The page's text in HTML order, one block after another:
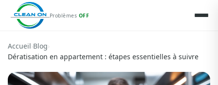
Problèmes OFF
Accueil›Blog›
Dératisation en appartement : étapes essentielles à suivre